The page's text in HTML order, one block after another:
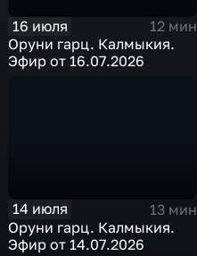
16 июля
12 мин
Оруни гарц. Калмыкия.
Эфир от 16.07.2026
14 июля
13 мин
Оруни гарц. Калмыкия.
Эфир от 14.07.2026